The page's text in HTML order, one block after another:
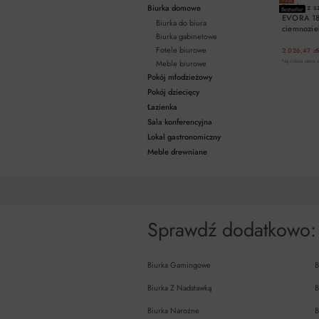
Biurka domowe
Biurka do biura
Biurka gabinetowe
Fotele biurowe
Meble biurowe
Pokój młodzieżowy
Pokój dziecięcy
Łazienka
Sala konferencyjna
Lokal gastronomiczny
Meble drewniane
Bestseller
Biurko z
EVORA
2 026,47 zł
Najniższa cena
Sprawdź dodatkowo:
Biurka Gamingowe
Biurka Z Nadstawką
Biurka Narożne